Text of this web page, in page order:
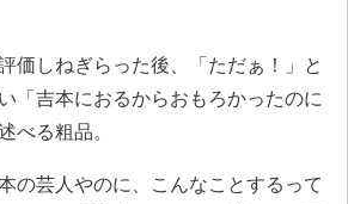
価しねぎらった後、「ただぁ！」と
「吉本におるからおもろかったのに
べる粗品。
の芸人やのに、こんなことするって